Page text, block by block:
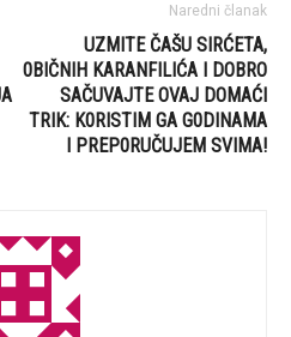
Naredni članak
UZMITE ČAŠU SIRĆETA,
0BIČNIH KARANFILIĆA I DOBRO
SAČUVAJTE OVAJ DOMAĆI
TRIK: K0RISTIM GA G0DINAMA
I PREP0RUČUJEM SVIMA!